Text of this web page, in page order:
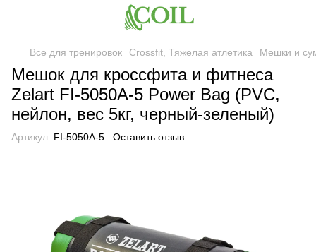
Все для тренировок Crossfit, Тяжелая атлетика Мешки и
Мешок для кроссфита и фитнеса
Zelart FI-5050A-5 Power Bag (PVC,
нейлон, вес 5кг, черный-зеленый)
Артикул: FI-5050A-5 Оставить отзыв